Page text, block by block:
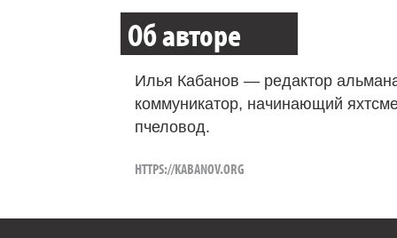
Об авторе
Илья Кабанов — редактор
коммуникатор, начинающий
пчеловод.
HTTPS://KABANOV.ORG